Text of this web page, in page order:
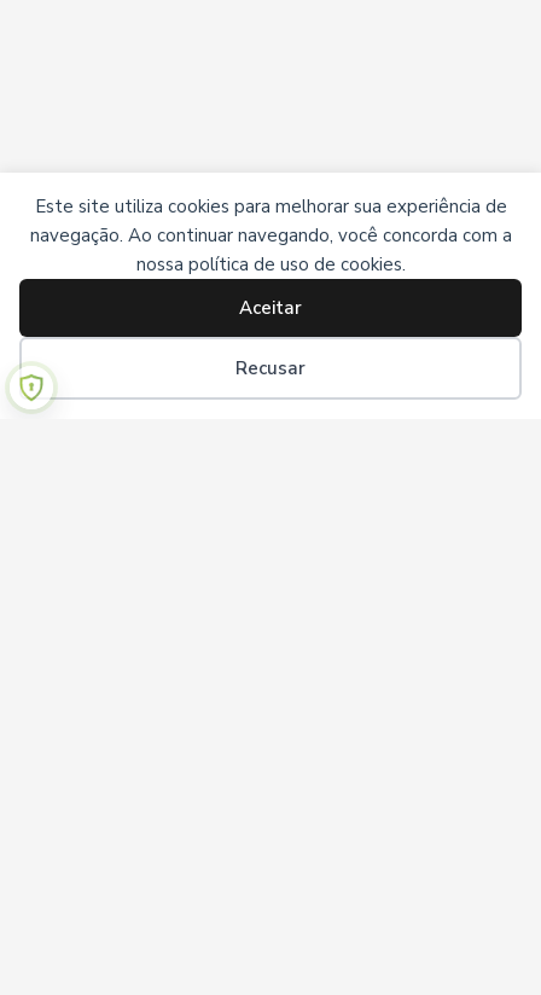
Este site utiliza cookies para melhorar sua experiência de
navegação. Ao continuar navegando, você concorda com a
nossa política de uso de cookies.
Aceitar
Recusar